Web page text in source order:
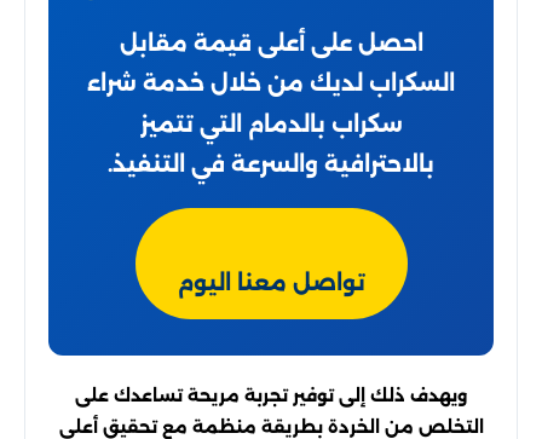
احصل على أعلى قيمة مقابل
السكراب لديك من خلال خدمة شراء
سكراب بالدمام التي تتميز
بالاحترافية والسرعة في التنفيذ.
تواصل معنا اليوم
ويهدف ذلك إلى توفير تجربة مريحة تساعدك على
التخلص من الخردة بطريقة منظمة مع تحقيق أعلى